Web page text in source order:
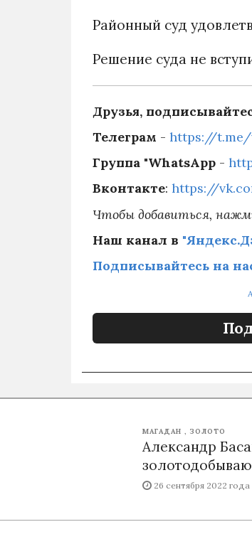
Районный суд
Решение суда не
Друзья,
Телеграм - https://t.me/
Группа "WhatsApp -
Вконтакте: https://
Чтобы добавиться,
Наш канал в
Подписывайтесь на
МАГАДАН ЗОЛОТО
Александр
26 сентября 2022 года